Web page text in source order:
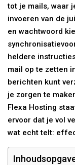
tot je mails, waar
invoeren van de
en wachtwoord
heldere
mail op te zetten
berichten kunt
je zorgen te
Flexa Hosting
ervoor dat je vol
wat echt telt: